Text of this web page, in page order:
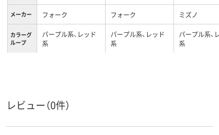
メーカー フォーク フォーク ミズノ
カラーグ
ループ
パープル系、レッド
系
パープル系、レッド
系
パープル系、
系
レビュー（0件）